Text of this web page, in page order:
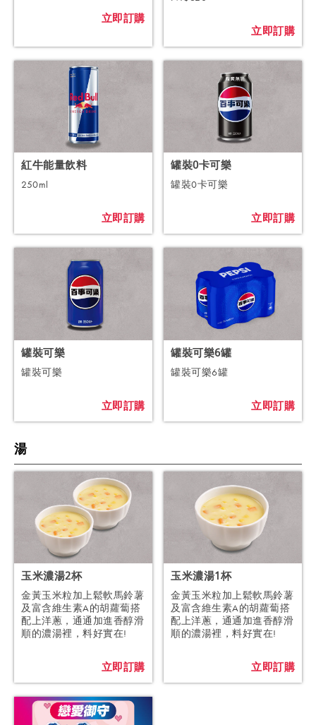
立即訂購
立即訂購
紅牛能量飲料
250ml
立即訂購
罐裝0卡可樂
罐裝0卡可樂
立即訂購
罐裝可樂
罐裝可樂
立即訂購
罐裝可樂6罐
罐裝可樂6罐
立即訂購
湯
玉米濃湯2杯
金黃玉米粒加上鬆軟馬鈴薯
及富含維生素A的胡蘿蔔搭
配上洋蔥，通通加進香醇滑
順的濃湯裡，料好實在!
立即訂購
玉米濃湯1杯
金黃玉米粒加上鬆軟馬鈴薯
及富含維生素A的胡蘿蔔搭
配上洋蔥，通通加進香醇滑
順的濃湯裡，料好實在!
立即訂購